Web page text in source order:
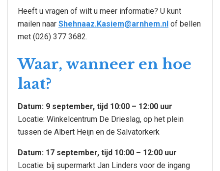
Heeft u vragen of wilt u meer informatie? U kunt
mailen naar Shehnaaz.Kasiem@arnhem.nl of bellen
met (026) 377 3682.
Waar, wanneer en hoe
laat?
Datum: 9 september, tijd 10:00 – 12:00 uur
Locatie: Winkelcentrum De Drieslag, op het plein
tussen de Albert Heijn en de Salvatorkerk
Datum: 17 september, tijd 10:00 – 12:00 uur
Locatie: bij supermarkt Jan Linders voor de ingang